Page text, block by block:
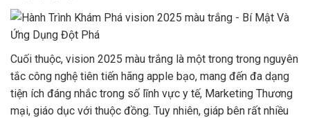
Cuối thuộc, vision 2025 màu trắng là một trong trong nguyên
tắc công nghệ tiên tiến hãng apple bạo, mang đến đa dạng
tiện ích đáng nhắc trong số lĩnh vực y tế, Marketing Thương
mại, giáo dục với thuộc đồng. Tuy nhiên, giáp bên rất nhiều